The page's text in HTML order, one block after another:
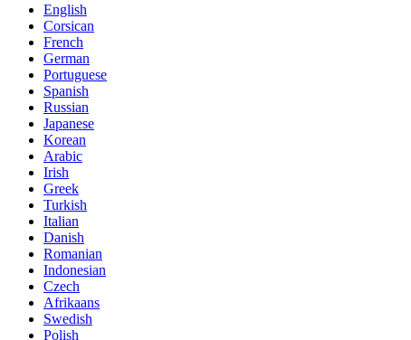
English
Corsican
French
German
Portuguese
Spanish
Russian
Japanese
Korean
Arabic
Irish
Greek
Turkish
Italian
Danish
Romanian
Indonesian
Czech
Afrikaans
Swedish
Polish